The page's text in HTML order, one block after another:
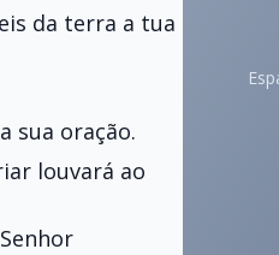
da terra a tua
sua oração.
louvará ao